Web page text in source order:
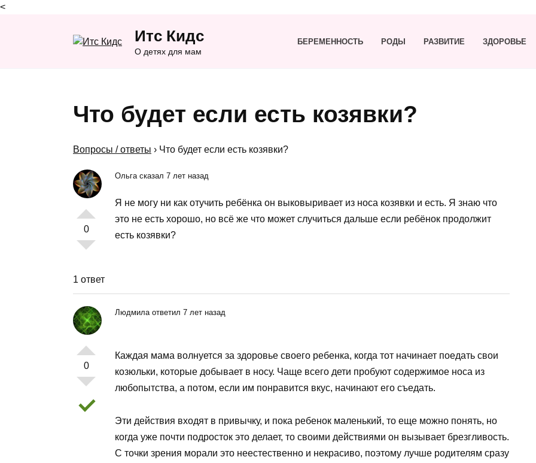
<
Итс Кидс
О детях для мам
БЕРЕМЕННОСТЬ РОДЫ РАЗВИТИЕ ЗДОРОВЬЕ
Что будет если есть козявки?
Вопросы / ответы › Что будет если есть козявки?
0
Ольга сказал 7 лет назад
Я не могу ни как отучить ребёнка он выковыривает из носа козявки и есть. Я знаю что
это не есть хорошо, но всё же что может случиться дальше если ребёнок продолжит
есть козявки?
1 ответ
0
Людмила ответил 7 лет назад
Каждая мама волнуется за здоровье своего ребенка, когда тот начинает поедать свои
козюльки, которые добывает в носу. Чаще всего дети пробуют содержимое носа из
любопытства, а потом, если им понравится вкус, начинают его съедать.
Эти действия входят в привычку, и пока ребенок маленький, то еще можно понять, но
когда уже почти подросток это делает, то своими действиями он вызывает брезгливость.
С точки зрения морали это неестественно и некрасиво, поэтому лучше родителям сразу